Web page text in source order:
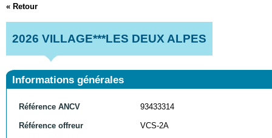
« Retour
2026 VILLAGE***LES DEUX ALPES
Informations générales
Référence ANCV 93433314
Référence offreur VCS-2A